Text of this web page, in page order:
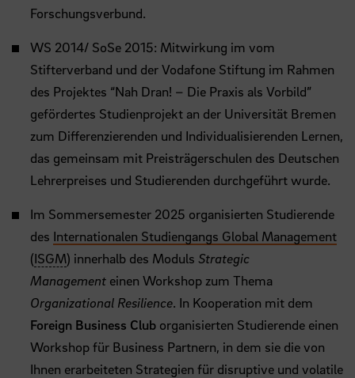
Forschungsverbund.
WS 2014/ SoSe 2015: Mitwirkung im vom
Stifterverband und der Vodafone Stiftung im Rahmen
des Projektes “Nah Dran! – Die Praxis als Vorbild”
gefördertes Studienprojekt an der Universität Bremen
zum Differenzierenden und Individualisierenden Lernen,
das gemeinsam mit Preisträgerschulen des Deutschen
Lehrerpreises und Studierenden durchgeführt wurde.
Im Sommersemester 2025 organisierten Studierende
des Internationalen Studiengangs Global Management
(ISGM) innerhalb des Moduls Strategic
Management einen Workshop zum Thema
Organizational Resilience. In Kooperation mit dem
Foreign Business Club organisierten Studierende einen
Workshop für Business Partnern, in dem sie die von
Ihnen erarbeiteten Strategien für disruptive und volatile